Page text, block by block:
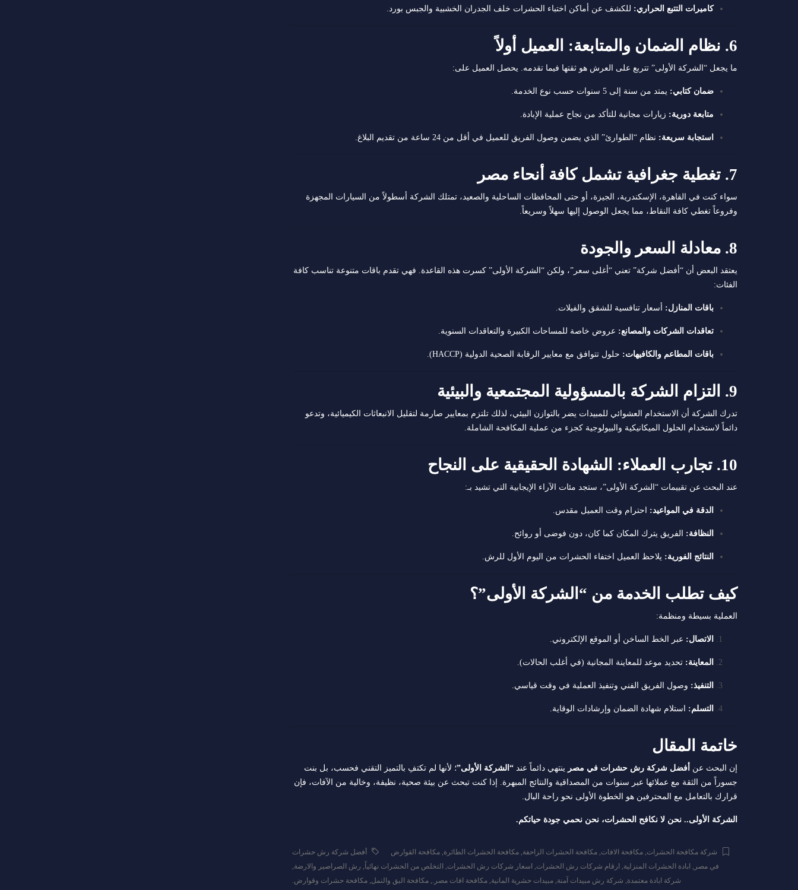
كاميرات التتبع الحراري: للكشف عن أماكن اختباء الحشرات خلف الجدران الخشبية والجبس بورد.
6. نظام الضمان والمتابعة: العميل أولاً
ما يجعل “الشركة الأولى” تتربع على العرش هو ثقتها فيما تقدمه. يحصل العميل على:
ضمان كتابي: يمتد من سنة إلى 5 سنوات حسب نوع الخدمة.
متابعة دورية: زيارات مجانية للتأكد من نجاح عملية الإبادة.
استجابة سريعة: نظام “الطوارئ” الذي يضمن وصول الفريق للعميل في أقل من 24 ساعة من تقديم البلاغ.
7. تغطية جغرافية تشمل كافة أنحاء مصر
سواء كنت في القاهرة، الإسكندرية، الجيزة، أو حتى المحافظات الساحلية والصعيد، تمتلك الشركة أسطولاً من السيارات المجهزة
وفروعاً تغطي كافة النقاط، مما يجعل الوصول إليها سهلاً وسريعاً.
8. معادلة السعر والجودة
يعتقد البعض أن “أفضل شركة” تعني “أغلى سعر”، ولكن “الشركة الأولى” كسرت هذه القاعدة. فهي تقدم باقات متنوعة تناسب كافة
الفئات:
باقات المنازل: أسعار تنافسية للشقق والفيلات.
تعاقدات الشركات والمصانع: عروض خاصة للمساحات الكبيرة والتعاقدات السنوية.
باقات المطاعم والكافيهات: حلول تتوافق مع معايير الرقابة الصحية الدولية (HACCP).
9. التزام الشركة بالمسؤولية المجتمعية والبيئية
تدرك الشركة أن الاستخدام العشوائي للمبيدات يضر بالتوازن البيئي، لذلك تلتزم بمعايير صارمة لتقليل الانبعاثات الكيميائية، وتدعو
دائماً لاستخدام الحلول الميكانيكية والبيولوجية كجزء من عملية المكافحة الشاملة.
10. تجارب العملاء: الشهادة الحقيقية على النجاح
عند البحث عن تقييمات “الشركة الأولى”، ستجد مئات الآراء الإيجابية التي تشيد بـ:
الدقة في المواعيد: احترام وقت العميل مقدس.
النظافة: الفريق يترك المكان كما كان، دون فوضى أو روائح.
النتائج الفورية: يلاحظ العميل اختفاء الحشرات من اليوم الأول للرش.
كيف تطلب الخدمة من “الشركة الأولى”؟
العملية بسيطة ومنظمة:
الاتصال: عبر الخط الساخن أو الموقع الإلكتروني.
المعاينة: تحديد موعد للمعاينة المجانية (في أغلب الحالات).
التنفيذ: وصول الفريق الفني وتنفيذ العملية في وقت قياسي.
التسلم: استلام شهادة الضمان وإرشادات الوقاية.
خاتمة المقال
إن البحث عن أفضل شركة رش حشرات في مصر ينتهي دائماً عند “الشركة الأولى”؛ لأنها لم تكتفِ بالتميز التقني فحسب، بل بنت
جسوراً من الثقة مع عملائها عبر سنوات من المصداقية والنتائج المبهرة. إذا كنت تبحث عن بيئة صحية، نظيفة، وخالية من الآفات، فإن
قرارك بالتعامل مع المحترفين هو الخطوة الأولى نحو راحة البال.
الشركة الأولى.. نحن لا نكافح الحشرات، نحن نحمي جودة حياتكم.
شركة مكافحة الحشرات, مكافحة الافات, مكافحة الحشرات الزاحفة, مكافحة الحشرات الطائرة, مكافحة القوارض
أفضل شركة رش حشرات
في مصر , ابادة الحشرات المنزلية, ارقام شركات رش الحشرات, اسعار شركات رش الحشرات, التخلص من الحشرات نهائياً, رش الصراصير والارضة,
شركة ابادة معتمدة, شركة رش مبيدات آمنة, مبيدات حشرية المانية, مكافحة افات مصر., مكافحة البق والنمل, مكافحة حشرات وقوارض.